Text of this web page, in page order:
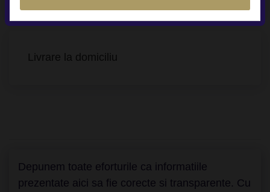
Livrare la domiciliu
Depunem toate eforturile ca informatiile
prezentate aici sa fie corecte si transparente. Cu